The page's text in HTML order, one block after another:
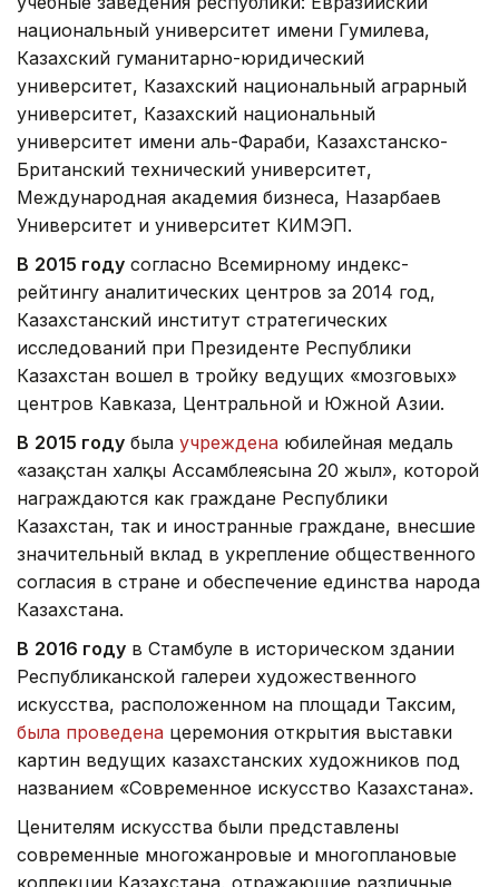
национальный университет имени Гумилева,
Казахский гуманитарно-юридический
университет, Казахский национальный аграрный
университет, Казахский национальный
университет имени аль-Фараби, Казахстанско-
Британский технический университет,
Международная академия бизнеса, Назарбаев
Университет и университет КИМЭП.
В 2015 году согласно Всемирному индекс-
рейтингу аналитических центров за 2014 год,
Казахстанский институт стратегических
исследований при Президенте Республики
Казахстан вошел в тройку ведущих «мозговых»
центров Кавказа, Центральной и Южной Азии.
В 2015 году была учреждена юбилейная медаль
«Қазақстан халқы Ассамблеясына 20 жыл», которой
награждаются как граждане Республики
Казахстан, так и иностранные граждане, внесшие
значительный вклад в укрепление общественного
согласия в стране и обеспечение единства народа
Казахстана.
В 2016 году в Стамбуле в историческом здании
Республиканской галереи художественного
искусства, расположенном на площади Таксим,
была проведена церемония открытия выставки
картин ведущих казахстанских художников под
названием «Современное искусство Казахстана».
Ценителям искусства были представлены
современные многожанровые и многоплановые
коллекции Казахстана, отражающие различные